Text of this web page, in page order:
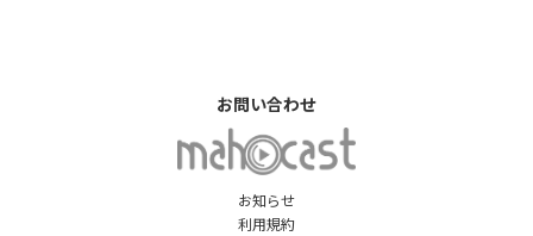
お知らせ
利用規約
お問い合わせ